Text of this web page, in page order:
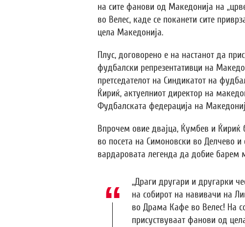
на сите фанови од Македонија на
во Велес, каде се поканети сите
цела Македонија.
Плус, договорено е на настанот да
фудбалски репрезентативци на
претседателот на Синдикатот на
Ќириќ, актуелниот директор на
Фудбалската федерација на
Впрочем овие двајца, Ќумбев и Ќириќ
во посета на Симоновски во Делчево и
вардаровата легенда да добие барем
„Драги другари и другарки
на собирот на навивачи на
во Драма Кафе во Велес! На
присуствуваат фанови од